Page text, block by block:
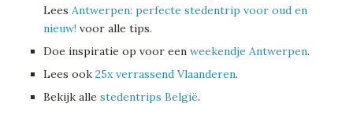
Lees Antwerpen: perfecte stedentrip voor oud en
nieuw! voor alle tips.
Doe inspiratie op voor een weekendje Antwerpen.
Lees ook 25x verrassend Vlaanderen.
Bekijk alle stedentrips België.